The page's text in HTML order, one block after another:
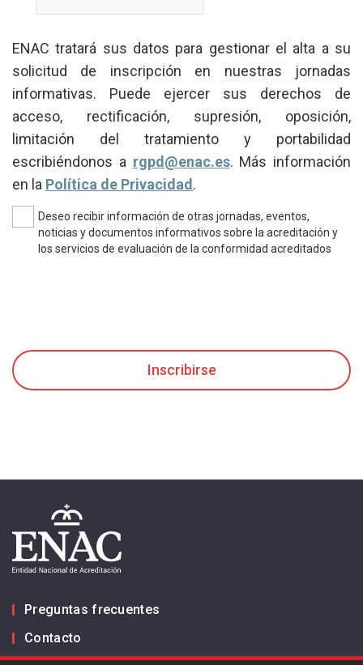
ENAC tratará sus datos para gestionar el alta a su
solicitud de inscripción en nuestras jornadas
informativas. Puede ejercer sus derechos de
acceso, rectificación, supresión, oposición,
limitación del tratamiento y portabilidad
escribiéndonos a rgpd@enac.es. Más información
en la Política de Privacidad .
Deseo recibir información de otras jornadas, eventos,
noticias y documentos informativos sobre la acreditación y
los servicios de evaluación de la conformidad acreditados
Inscribirse
Preguntas frecuentes
Contacto